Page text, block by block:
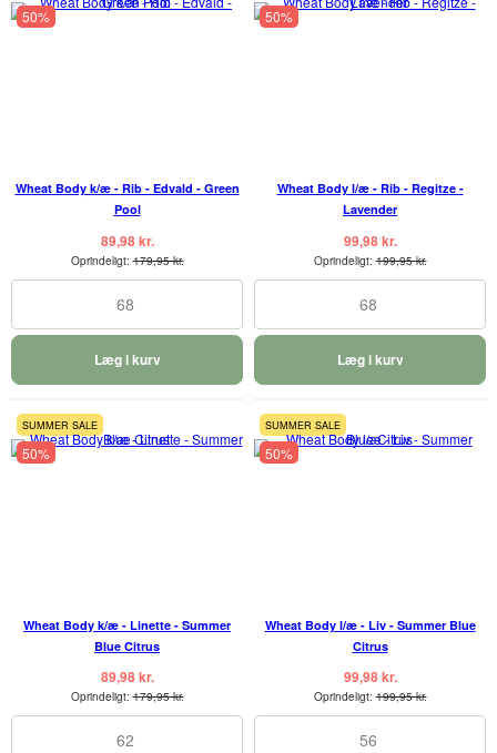
50%
Wheat Body k/æ - Rib - Edvald - Green
Pool
89,98 kr.
Oprindeligt:179,95 kr.
68
Læg i kurv
50%
Wheat Body l/æ - Rib - Regitze -
Lavender
99,98 kr.
Oprindeligt:199,95 kr.
68
Læg i kurv
SUMMER SALE
50%
Wheat Body k/æ - Linette - Summer
Blue Citrus
89,98 kr.
Oprindeligt:179,95 kr.
62
SUMMER SALE
50%
Wheat Body l/æ - Liv - Summer Blue
Citrus
99,98 kr.
Oprindeligt:199,95 kr.
56